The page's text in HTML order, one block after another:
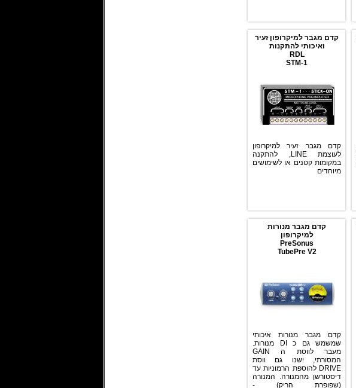
קדם מגבר למיקרופון זעיר
ואיכותי להתקנות
RDL
STM-1
קדם מגבר זעיר למיקרופון
לעוצמת LINE, להתקנה
במקומות קטנים או לשימושים
מיוחדים
קדם מגבר מנורות
למיקרופון
PreSonus
TubePre V2
קדם מגבר מנורות איכותי
שמשמש גם כ DI מנורות.
מעבר לווסת ה GAIN
המסורתי, ישנו גם ווסת
DRIVE להוספת הרמוניות עד
דיסטורשן מהמנורה. המנורה
(שפופרת הריק) -